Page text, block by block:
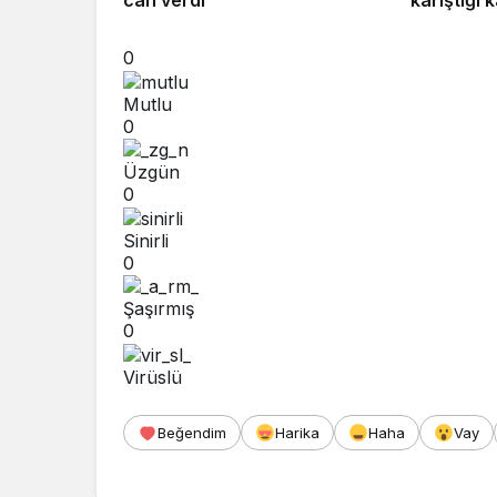
0
Mutlu
0
Üzgün
0
Sinirli
0
Şaşırmış
0
Virüslü
Beğendim Harika Haha Vay